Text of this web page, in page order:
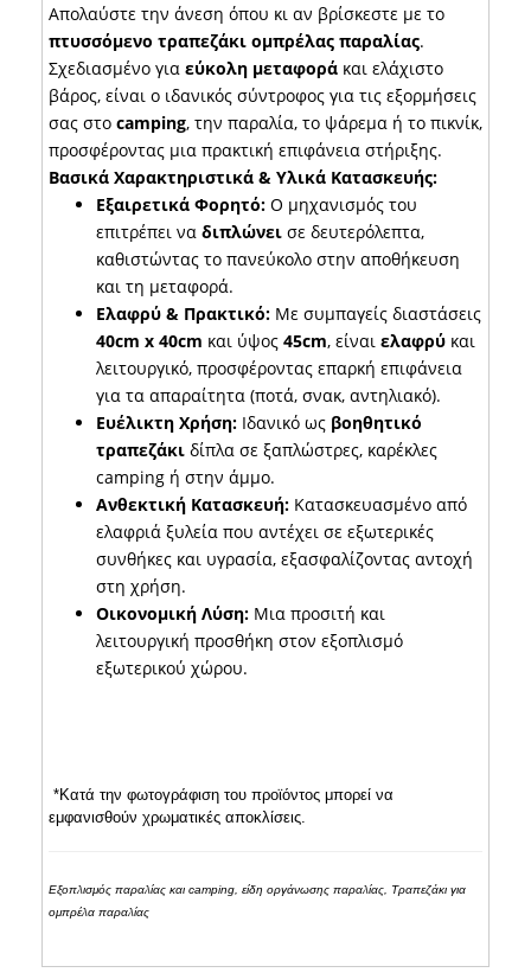
Απολαύστε την άνεση όπου κι αν βρίσκεστε με το
πτυσσόμενο τραπεζάκι ομπρέλας παραλίας.
Σχεδιασμένο για εύκολη μεταφορά και ελάχιστο
βάρος, είναι ο ιδανικός σύντροφος για τις εξορμήσεις
σας στο camping, την παραλία, το ψάρεμα ή το πικνίκ,
προσφέροντας μια πρακτική επιφάνεια στήριξης.
Βασικά Χαρακτηριστικά & Υλικά Κατασκευής:
Εξαιρετικά Φορητό: Ο μηχανισμός του
επιτρέπει να διπλώνει σε δευτερόλεπτα,
καθιστώντας το πανεύκολο στην αποθήκευση
και τη μεταφορά.
Ελαφρύ & Πρακτικό: Με συμπαγείς διαστάσεις
40cm x 40cm και ύψος 45cm, είναι ελαφρύ και
λειτουργικό, προσφέροντας επαρκή επιφάνεια
για τα απαραίτητα (ποτά, σνακ, αντηλιακό).
Ευέλικτη Χρήση: Ιδανικό ως βοηθητικό
τραπεζάκι δίπλα σε ξαπλώστρες, καρέκλες
camping ή στην άμμο.
Ανθεκτική Κατασκευή: Κατασκευασμένο από
ελαφριά ξυλεία που αντέχει σε εξωτερικές
συνθήκες και υγρασία, εξασφαλίζοντας αντοχή
στη χρήση.
Οικονομική Λύση: Μια προσιτή και
λειτουργική προσθήκη στον εξοπλισμό
εξωτερικού χώρου.
*Κατά την φωτογράφιση του προϊόντος μπορεί να
εμφανισθούν χρωματικές αποκλίσεις.
Εξοπλισμός παραλίας και camping, είδη οργάνωσης παραλίας, Τραπεζάκι για
ομπρέλα παραλίας